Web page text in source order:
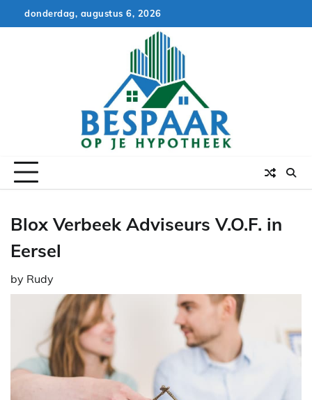
to
donderdag, augustus 6, 2026
Blox Verbeek Adviseurs V.O.F. in
Eersel
by Rudy